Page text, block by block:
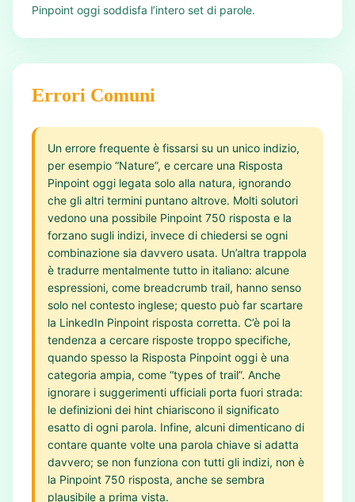
Pinpoint oggi soddisfa l’intero set di parole.
Errori Comuni
Un errore frequente è fissarsi su un unico indizio,
per esempio “Nature”, e cercare una Risposta
Pinpoint oggi legata solo alla natura, ignorando
che gli altri termini puntano altrove. Molti solutori
vedono una possibile Pinpoint 750 risposta e la
forzano sugli indizi, invece di chiedersi se ogni
combinazione sia davvero usata. Un’altra trappola
è tradurre mentalmente tutto in italiano: alcune
espressioni, come breadcrumb trail, hanno senso
solo nel contesto inglese; questo può far scartare
la LinkedIn Pinpoint risposta corretta. C’è poi la
tendenza a cercare risposte troppo specifiche,
quando spesso la Risposta Pinpoint oggi è una
categoria ampia, come “types of trail”. Anche
ignorare i suggerimenti ufficiali porta fuori strada:
le definizioni dei hint chiariscono il significato
esatto di ogni parola. Infine, alcuni dimenticano di
contare quante volte una parola chiave si adatta
davvero; se non funziona con tutti gli indizi, non è
la Pinpoint 750 risposta, anche se sembra
plausibile a prima vista.